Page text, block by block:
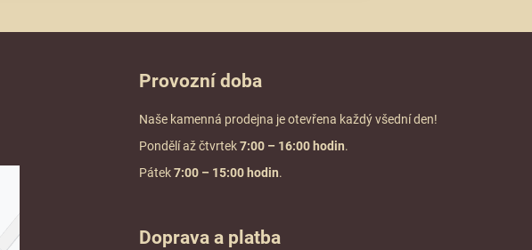
Provozní doba
Naše kamenná prodejna je otevřena každý všední den!
Pondělí až čtvrtek7:00 – 16:00 hodin.
Pátek7:00 – 15:00 hodin.
Doprava a platba